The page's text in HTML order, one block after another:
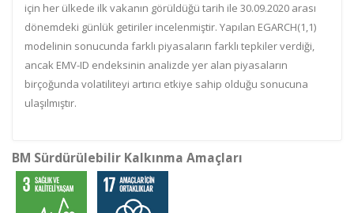
için her ülkede ilk vakanın görüldüğü tarih ile 30.09.2020 arası
dönemdeki günlük getiriler incelenmiştir. Yapılan EGARCH(1,1)
modelinin sonucunda farklı piyasaların farklı tepkiler verdiği,
ancak EMV-ID endeksinin analizde yer alan piyasaların
birçoğunda volatiliteyi artırıcı etkiye sahip olduğu sonucuna
ulaşılmıştır.
BM Sürdürülebilir Kalkınma Amaçları